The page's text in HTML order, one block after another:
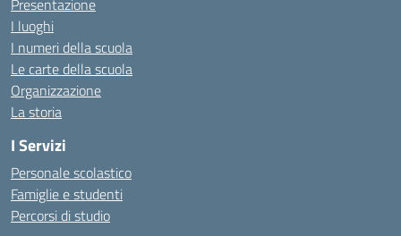
Presentazione
I luoghi
I numeri della scuola
Le carte della scuola
Organizzazione
La storia
I Servizi
Personale scolastico
Famiglie e studenti
Percorsi di studio